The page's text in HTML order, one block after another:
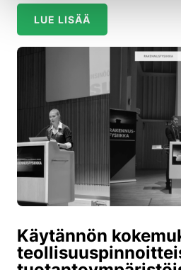
LUE LISÄÄ
Käytännön